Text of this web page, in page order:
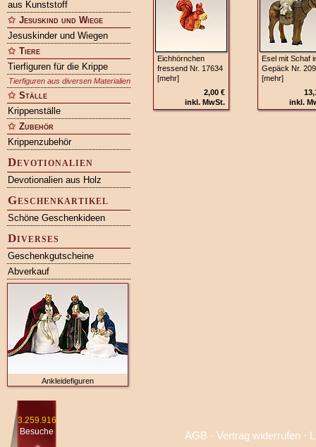
aus Kunststoff
Jesuskind und Wiege
Jesuskinder und Wiegen
Tiere
Tierfiguren für die Krippe
Tierfiguren aus diversen Materialien
Ställe
Krippenställe
Zubehör
Krippenzubehör
Devotionalien
Devotionalien aus Holz
Geschenkartikel
Schöne Geschenkideen
Diverses
Geschenkgutscheine
Abverkauf
Ankleidefiguren
Eichhörnchen
fressend Nr. 17634
[mehr]
2,00 €
inkl. MwSt.
Esel mit Schaf
Gepäck Nr.
[mehr]
inkl.
3.259.916
Besuche
AGB · Vertrag widerrufen·